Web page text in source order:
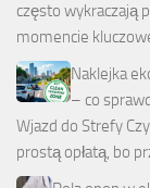
często wykraczają
momencie
Naklejka
– co
Wjazd do Strefy
prostą opłatą, bo